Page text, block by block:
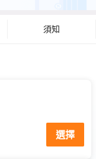
須知
選擇